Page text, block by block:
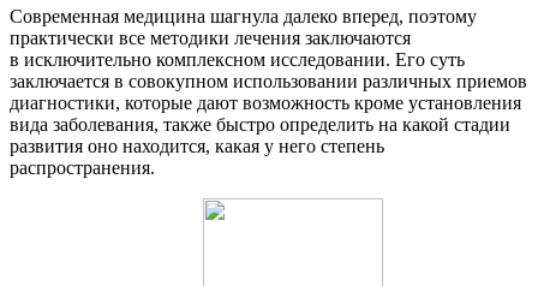
Современная медицина шагнула далеко вперед, поэтому
практически все методики лечения заключаются
в исключительно комплексном исследовании. Его суть
заключается в совокупном использовании различных приемов
диагностики, которые дают возможность кроме установления
вида заболевания, также быстро определить на какой стадии
развития оно находится, какая у него степень
распространения.